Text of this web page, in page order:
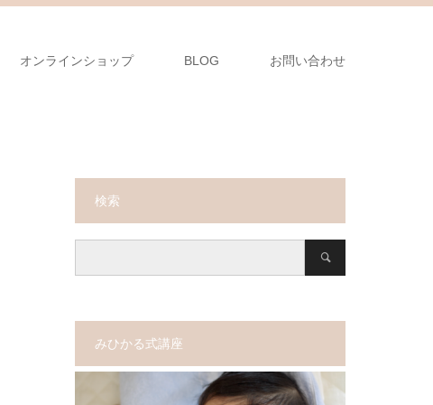
オンラインショップ BLOG お問い合わせ
検索
みひかる式講座